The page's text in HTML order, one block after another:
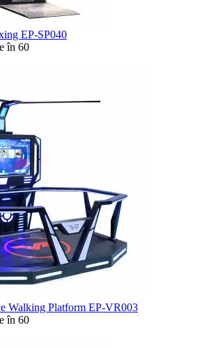
EP-SP040
în 60
Walking Platform EP-VR003
în 60